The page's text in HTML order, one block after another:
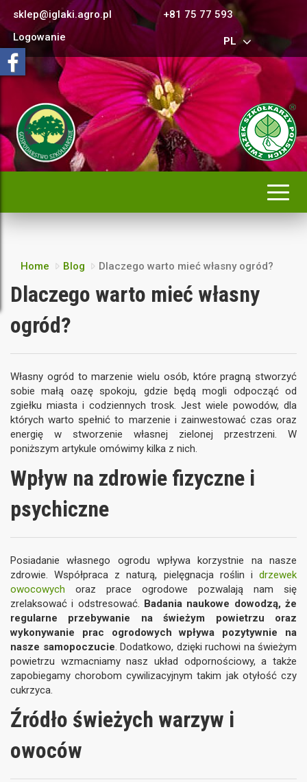
sklep@iglaki.agro.pl
+81 75 77 593
Logowanie
PL
Home Blog Dlaczego warto mieć własny ogród?
Dlaczego warto mieć własny
ogród?
Własny ogród to marzenie wielu osób, które pragną stworzyć
sobie małą oazę spokoju, gdzie będą mogli odpocząć od
zgiełku miasta i codziennych trosk. Jest wiele powodów, dla
których warto spełnić to marzenie i zainwestować czas oraz
energię w stworzenie własnej zielonej przestrzeni. W
poniższym artykule omówimy kilka z nich.
Wpływ na zdrowie fizyczne i
psychiczne
Posiadanie własnego ogrodu wpływa korzystnie na nasze
zdrowie. Współpraca z naturą, pielęgnacja roślin i drzewek
owocowych oraz prace ogrodowe pozwalają nam się
zrelaksować i odstresować. Badania naukowe dowodzą, że
regularne przebywanie na świeżym powietrzu oraz
wykonywanie prac ogrodowych wpływa pozytywnie na
nasze samopoczucie. Dodatkowo, dzięki ruchowi na świeżym
powietrzu wzmacniamy nasz układ odpornościowy, a także
zapobiegamy chorobom cywilizacyjnym takim jak otyłość czy
cukrzyca.
Źródło świeżych warzyw i
owoców